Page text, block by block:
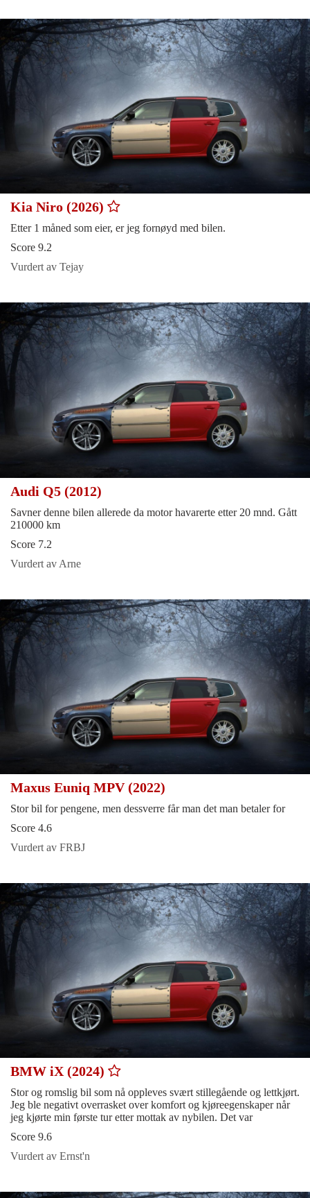
Kia Niro (2026)
Etter 1 måned som eier, er jeg fornøyd med bilen.
Score 9.2
Vurdert av Tejay
Audi Q5 (2012)
Savner denne bilen allerede da motor havarerte etter 20 mnd. Gått
210000 km
Score 7.2
Vurdert av Arne
Maxus Euniq MPV (2022)
Stor bil for pengene, men dessverre får man det man betaler for
Score 4.6
Vurdert av FRBJ
BMW iX (2024)
Stor og romslig bil som nå oppleves svært stillegående og lettkjørt.
Jeg ble negativt overrasket over komfort og kjøreegenskaper når
jeg kjørte min første tur etter mottak av nybilen. Det var
Score 9.6
Vurdert av Ernst'n